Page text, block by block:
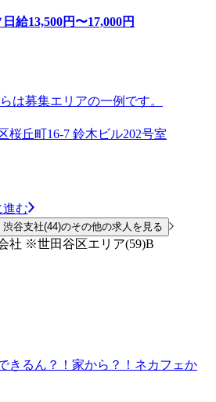
日給13,500円〜17,000円
は募集エリアの一例です。
桜丘町16-7 鈴木ビル202号室
進む
谷支社(44)のその他の求人を見る
社 ※世田谷区エリア(59)B
きるん？！家から？！ネカフェか